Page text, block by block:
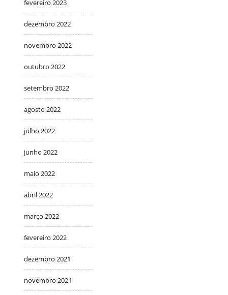
fevereiro 2023
dezembro 2022
novembro 2022
outubro 2022
setembro 2022
agosto 2022
julho 2022
junho 2022
maio 2022
abril 2022
março 2022
fevereiro 2022
dezembro 2021
novembro 2021